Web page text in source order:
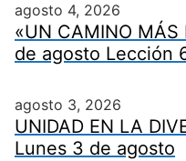
agosto 4, 2026
«UN CAMINO MÁS
de agosto Lección
agosto 3, 2026
UNIDAD EN LA
Lunes 3 de agosto